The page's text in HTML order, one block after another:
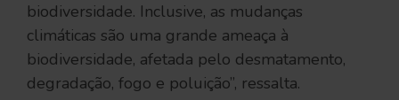
biodiversidade. Inclusive, as mudanças
climáticas são uma grande ameaça à
biodiversidade, afetada pelo desmatamento,
degradação, fogo e poluição”, ressalta.